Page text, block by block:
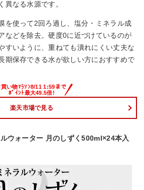
異なる水源です。
を使って2回ろ過し、塩分・ミネラル成
などを除去。硬度0に近づけているのが
すいように、重ねても潰れにくい丈夫な
期保存できる水が欲しい方におすすめで
楽天市場で見る
ウォーター 月のしずく500ml×24本入